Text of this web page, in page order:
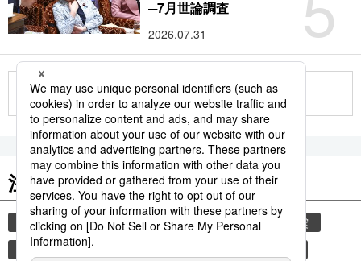
─7月世論調査
2026.07.31
もっと見る
注目のキーワード
共同通信ニュース 気象・災害 災害
地震
気象庁
津波